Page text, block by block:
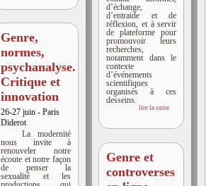
Genre,
normes,
psychanalyse.
Critique et
innovation
26-27 juin - Paris
Diderot
La modernité
nous invite à
renouveler notre
écoute et notre façon
de penser la
sexualité et les
d’échange,
d’entraide et de
réflexion, et à servir
de plateforme pour
promouvoir leurs
recherches,
notamment dans le
contexte
d’événements
scientifiques
organisés à ces
desseins.
lire la suite
Genre et
controverses